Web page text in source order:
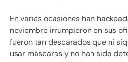
En varias ocasiones han
noviembre irrumpieron en sus
fueron tan descarados que ni
usar máscaras y no han sido